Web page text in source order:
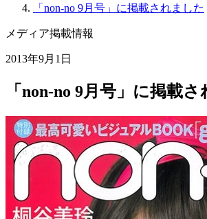
「non-no 9月号」に掲載されました
メディア掲載情報
2013年9月1日
「non-no 9月号」に掲載